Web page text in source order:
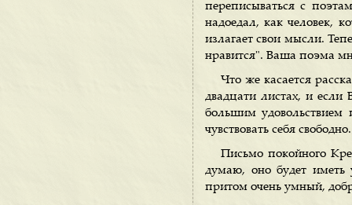
переписываться с
надоедал, как человек,
излагает свои мысли.
нравится". Ваша поэма
Что же касается
двадцати листах, и
большим
чувствовать себя свободно.
Письмо покойного
думаю, оно будет иметь
притом очень умный,